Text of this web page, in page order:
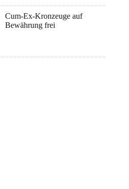
Cum-Ex-Kronzeuge auf
Bewährung frei